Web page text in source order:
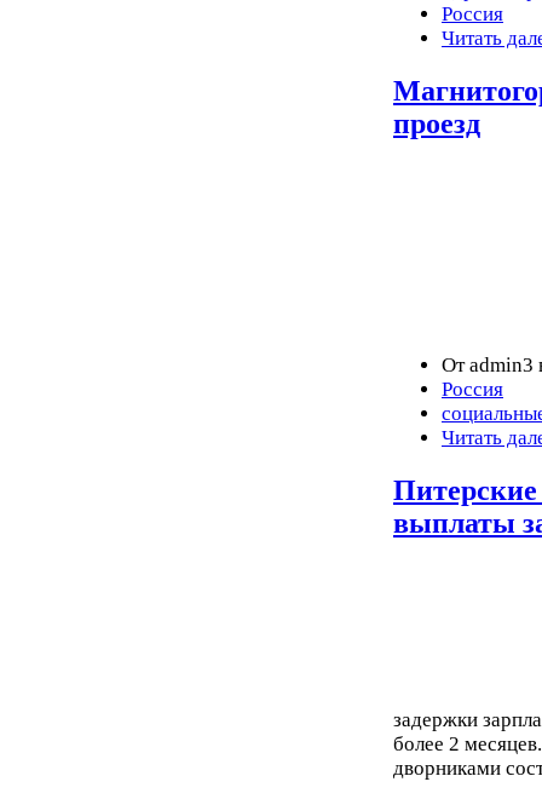
Россия
Читать
проезд
От admin3
Россия
Читать
выплаты
задержки
более 2
дворниками